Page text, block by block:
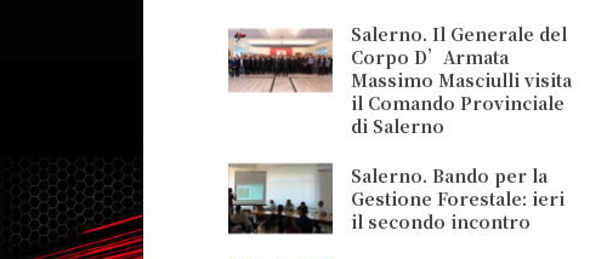
Salerno. Il Generale del
Corpo D’Armata
Massimo Masciulli visita
il Comando Provinciale
di Salerno
Salerno. Bando per la
Gestione Forestale: ieri
il secondo incontro